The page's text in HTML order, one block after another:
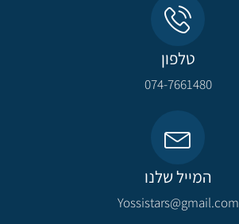
טלפון
074-7661480
המייל שלנו
Yossistars@gmail.com​